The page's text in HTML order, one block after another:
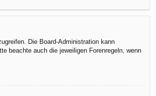
Die Board-Administration kann
beachte auch die jeweiligen Forenregeln, wenn